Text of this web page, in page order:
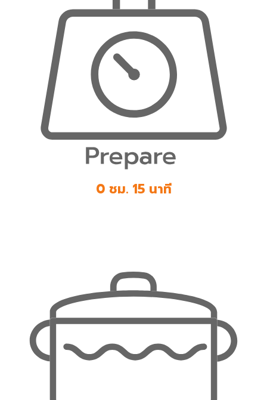
0 ชม. 15 นาที